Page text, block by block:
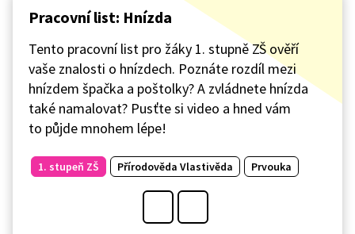
Pracovní list: Hnízda
Tento pracovní list pro žáky 1. stupně ZŠ ověří
vaše znalosti o hnízdech. Poznáte rozdíl mezi
hnízdem špačka a poštolky? A zvládnete hnízda
také namalovat? Pusťte si video a hned vám
to půjde mnohem lépe!
1. stupeň ZŠ Přírodověda Vlastivěda Prvouka